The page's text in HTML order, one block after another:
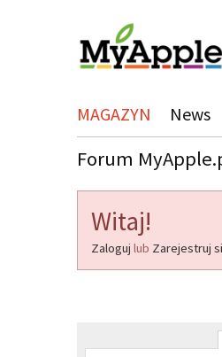
MAGAZYN News
Forum
Witaj!
Zaloguj lub Zarejestruj